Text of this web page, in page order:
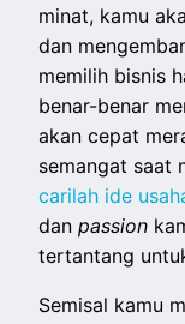
minat, kamu
dan
memilih bisnis
benar-benar
akan cepat
semangat saat
carilah ide
danpassion
tertantang
Semisal kamu